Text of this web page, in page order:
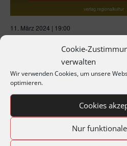
Cookie-
verwalten
Wir verwenden Cookies, um unsere
optimieren.
Cookies
Nur
,,Das nationalsozialistische
Pforzheim“ – eine Bilanz
(Montagabend im Archiv)
11. März 2024 | 19:00
Stadtarchiv Pforzheim und Zoom-
Kronprinzenstraße 24 a, Pforzheim,
8